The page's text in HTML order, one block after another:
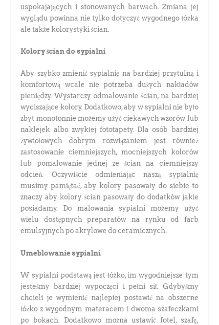
uspokajających i stonowanych barwach. Zmiana jej
wyglądu powinna nie tylko dotyczyć wygodnego łóżka
ale także kolorystyki ścian.
Kolory ścian do sypialni
Aby szybko zmienić sypialnię na bardziej przytulną i
komfortową wcale nie potrzeba dużych nakładów
pieniędzy. Wystarczy odmalowanie ścian, na bardziej
wyciszające kolory. Dodatkowo, aby w sypialni nie było
zbyt monotonnie możemy użyć ciekawych wzorów lub
naklejek albo zwykłej fototapety. Dla osób bardziej
żywiołowych dobrym rozwiązaniem jest również
zastosowanie ciemniejszych, mocniejszych kolorów
lub pomalowanie jednej ze ścian na ciemniejszy
odcień. Oczywiście odmieniając naszą sypialnię
musimy pamiętać, aby kolory pasowały do siebie to
znaczy aby kolory ścian pasowały do dodatków jakie
posiadamy. Do malowania sypialni możemy użyć
wielu dostępnych preparatów na rynku od farb
emulsyjnych po akrylowe do ceramicznych.
Umeblowanie sypialni
W sypialni podstawą jest łóżko, im wygodniejsze tym
jesteśmy bardziej wypoczęci i pełni sił. Gdybyśmy
chcieli je wymienić najlepiej postawić na obszerne
łóżko z wygodnym materacem i dwoma szafeczkami
po bokach. Dodatkowo można ustawić fotel, szafę,